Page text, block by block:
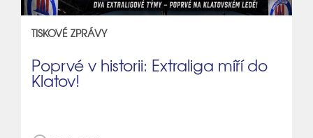
TISKOVÉ ZPRÁVY
Poprvé v historii: Extraliga míří do
Klatov!